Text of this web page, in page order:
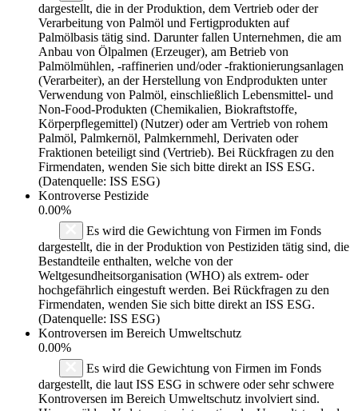
dargestellt, die in der Produktion, dem Vertrieb oder der
Verarbeitung von Palmöl und Fertigprodukten auf
Palmölbasis tätig sind. Darunter fallen Unternehmen, die am
Anbau von Ölpalmen (Erzeuger), am Betrieb von
Palmölmühlen, -raffinerien und/oder -fraktionierungsanlagen
(Verarbeiter), an der Herstellung von Endprodukten unter
Verwendung von Palmöl, einschließlich Lebensmittel- und
Non-Food-Produkten (Chemikalien, Biokraftstoffe,
Körperpflegemittel) (Nutzer) oder am Vertrieb von rohem
Palmöl, Palmkernöl, Palmkernmehl, Derivaten oder
Fraktionen beteiligt sind (Vertrieb). Bei Rückfragen zu den
Firmendaten, wenden Sie sich bitte direkt an ISS ESG.
(Datenquelle: ISS ESG)
Kontroverse Pestizide
0.00%
Es wird die Gewichtung von Firmen im Fonds
dargestellt, die in der Produktion von Pestiziden tätig sind, die
Bestandteile enthalten, welche von der
Weltgesundheitsorganisation (WHO) als extrem- oder
hochgefährlich eingestuft werden. Bei Rückfragen zu den
Firmendaten, wenden Sie sich bitte direkt an ISS ESG.
(Datenquelle: ISS ESG)
Kontroversen im Bereich Umweltschutz
0.00%
Es wird die Gewichtung von Firmen im Fonds
dargestellt, die laut ISS ESG in schwere oder sehr schwere
Kontroversen im Bereich Umweltschutz involviert sind.